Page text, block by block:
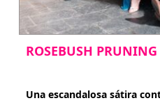
ROSEBUSH PRUNING
Una escandalosa sátira